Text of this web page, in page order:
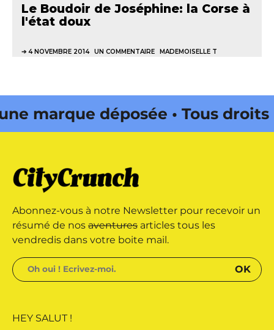
Le Boudoir de Joséphine: la Corse à
l'état doux
4 NOVEMBRE 2014 UN COMMENTAIRE MADEMOISELLE T
déposée • Tous droits
déposée • Tous droits
édité par Buena Onda Web •
Abonnez-vous à notre Newsletter pour recevoir un
résumé de nos aventures articles tous les
vendredis dans votre boite mail.
HEY SALUT !